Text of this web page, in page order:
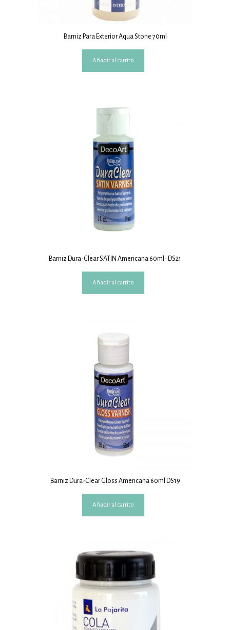
Barniz Para Exterior Aqua Stone 70ml
Añadir al carrito
Barniz Dura-Clear SATIN Americana 60ml- DS21
Añadir al carrito
Barniz Dura-Clear Gloss Americana 60ml DS19
Añadir al carrito